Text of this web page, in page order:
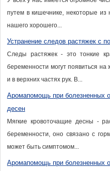
путем в кишечнике, некоторые
нашего хорошего...
Устранение следов растяжек с
Следы растяжек - это тонкие
беременности могут появиться на
и в верхних частях рук. В...
Аромапомощь при болезненных
десен
Мягкие кровоточащие десны -
беременности, оно связано с
может быть симптомом...
Аромапомощь при болезненных